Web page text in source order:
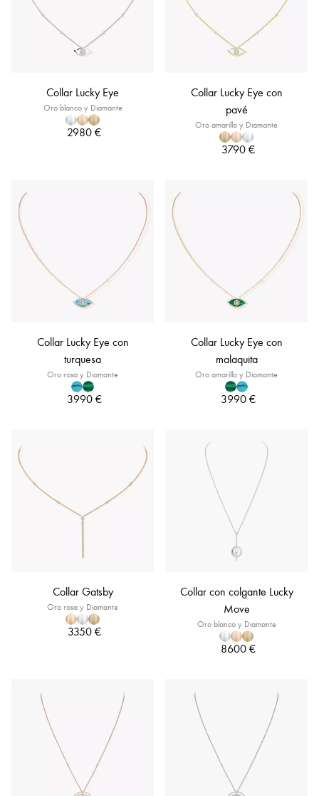
Collar Lucky Eye
Oro blanco y Diamante
2980 €
Collar Lucky Eye con
pavé
Oro amarillo y Diamante
3790 €
Collar Lucky Eye con
turquesa
Oro rosa y Diamante
3990 €
Collar Lucky Eye con
malaquita
Oro amarillo y Diamante
3990 €
Collar Gatsby
Oro rosa y Diamante
3350 €
Collar con colgante Lucky
Move
Oro blanco y Diamante
8600 €